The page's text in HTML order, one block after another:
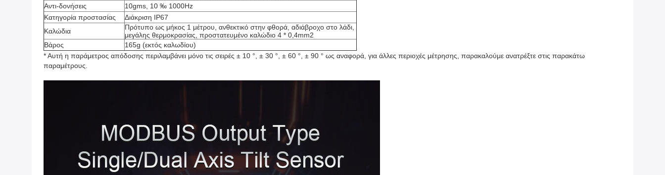
Αντι-δονήσεις
10gms, 10 ‰ 1000Hz
Κατηγορία προστασίας
Διάκριση IP67
Καλώδια
Πρότυπο ως μήκος 1 μέτρου, ανθεκτικό στην φθορά, αδιάβροχο στο λάδι,
μεγάλης θερμοκρασίας, προστατευμένο καλώδιο 4 * 0,4mm2
Βάρος
165g (εκτός καλωδίου)
* Αυτή η παράμετρος απόδοσης περιλαμβάνει μόνο τις σειρές ± 10 °, ± 30 °, ± 60 °, ± 90 ° ως αναφορά, για άλλες περιοχές μέτρησης, παρακαλούμε ανατρέξτε στις παρακάτω
παραμέτρους.